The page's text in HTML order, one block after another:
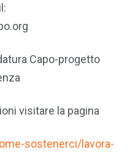
Capo-progetto
visitare la pagina
sostenerci/lavora-